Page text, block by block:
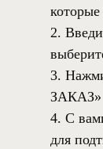
которые
2.
3.
ЗАКАЗ»
4. С
для